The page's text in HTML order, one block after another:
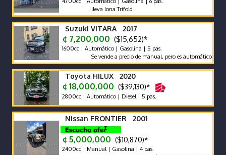
lleva lona Trifold
Suzuki VITARA 2017
¢ 7,200,000 ($15,652)*
1600cc | Automático | Gasolina | 5 pas.
Se vende a precio de manual, pero es automático y cuenta
Toyota HILUX 2020
¢ 18,000,000 ($39,130)*
2800cc | Automático | Diesel | 5 pas.
Nissan FRONTIER 2001
¢ 5,000,000 ($10,870)*
2400cc | Manual | Gasolina | 4 pas.